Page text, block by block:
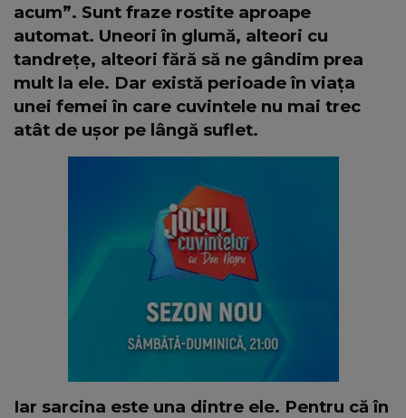
acum”. Sunt fraze rostite aproape
automat. Uneori în glumă, alteori cu
tandrețe, alteori fără să ne gândim prea
mult la ele. Dar există perioade în viața
unei femei în care cuvintele nu mai trec
atât de ușor pe lângă suflet.
Iar sarcina este una dintre ele. Pentru că în